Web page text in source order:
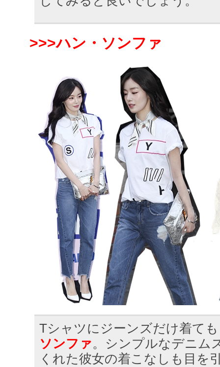
>>>ハン・ソンファ
Tシャツにジーンズだけ着て
ソンファ。シンプルなデニム
くれた彼女の着こなしも目を